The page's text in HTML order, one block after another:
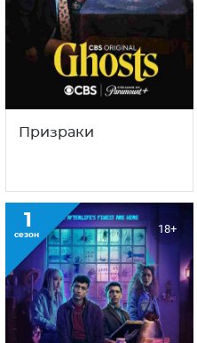
Призраки
1
сезон 18+